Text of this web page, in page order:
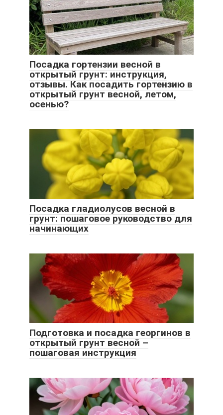
Посадка гортензии весной в
открытый грунт: инструкция,
отзывы. Как посадить гортензию в
открытый грунт весной, летом,
осенью?
Посадка гладиолусов весной в
грунт: пошаговое руководство для
начинающих
Подготовка и посадка георгинов в
открытый грунт весной –
пошаговая инструкция